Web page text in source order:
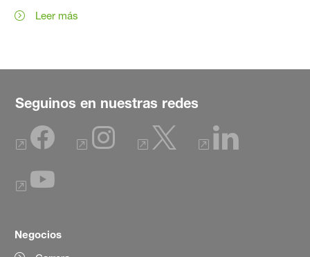
Leer más
Seguinos en nuestras redes
Negocios